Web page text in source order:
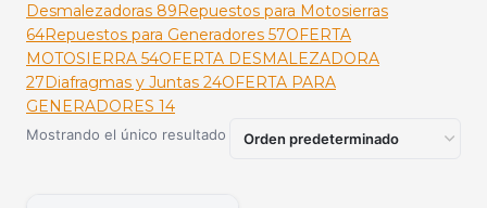
Desmalezadoras 89Repuestos para Motosierras
64Repuestos para Generadores 57OFERTA
MOTOSIERRA 54OFERTA DESMALEZADORA
27Diafragmas y Juntas 24OFERTA PARA
GENERADORES 14
Mostrando el único resultado